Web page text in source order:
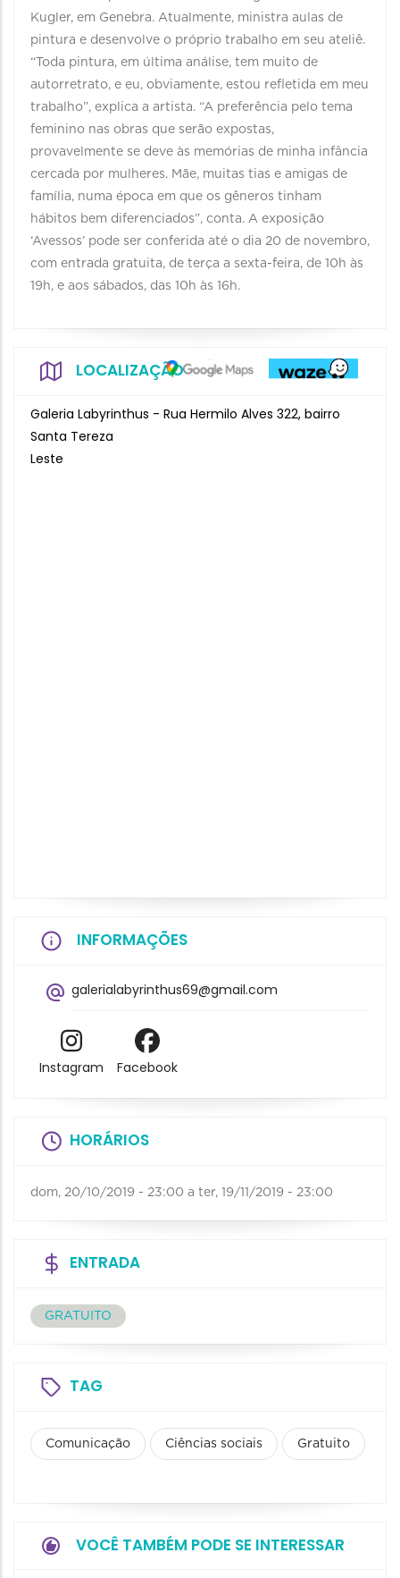
Kugler, em Genebra. Atualmente, ministra aulas de
pintura e desenvolve o próprio trabalho em seu ateliê.
“Toda pintura, em última análise, tem muito de
autorretrato, e eu, obviamente, estou refletida em meu
trabalho”, explica a artista. “A preferência pelo tema
feminino nas obras que serão expostas,
provavelmente se deve às memórias de minha infância
cercada por mulheres. Mãe, muitas tias e amigas de
família, numa época em que os gêneros tinham
hábitos bem diferenciados”, conta. A exposição
‘Avessos’ pode ser conferida até o dia 20 de novembro,
com entrada gratuita, de terça a sexta-feira, de 10h às
19h, e aos sábados, das 10h às 16h.
LOCALIZAÇÃO
Galeria Labyrinthus - Rua Hermilo Alves 322, bairro
Santa Tereza
Leste
INFORMAÇÕES
galerialabyrinthus69@gmail.com
Instagram Facebook
HORÁRIOS
dom, 20/10/2019 - 23:00 a ter, 19/11/2019 - 23:00
ENTRADA
GRATUITO
TAG
Comunicação Ciências sociais Gratuito
VOCÊ TAMBÉM PODE SE INTERESSAR